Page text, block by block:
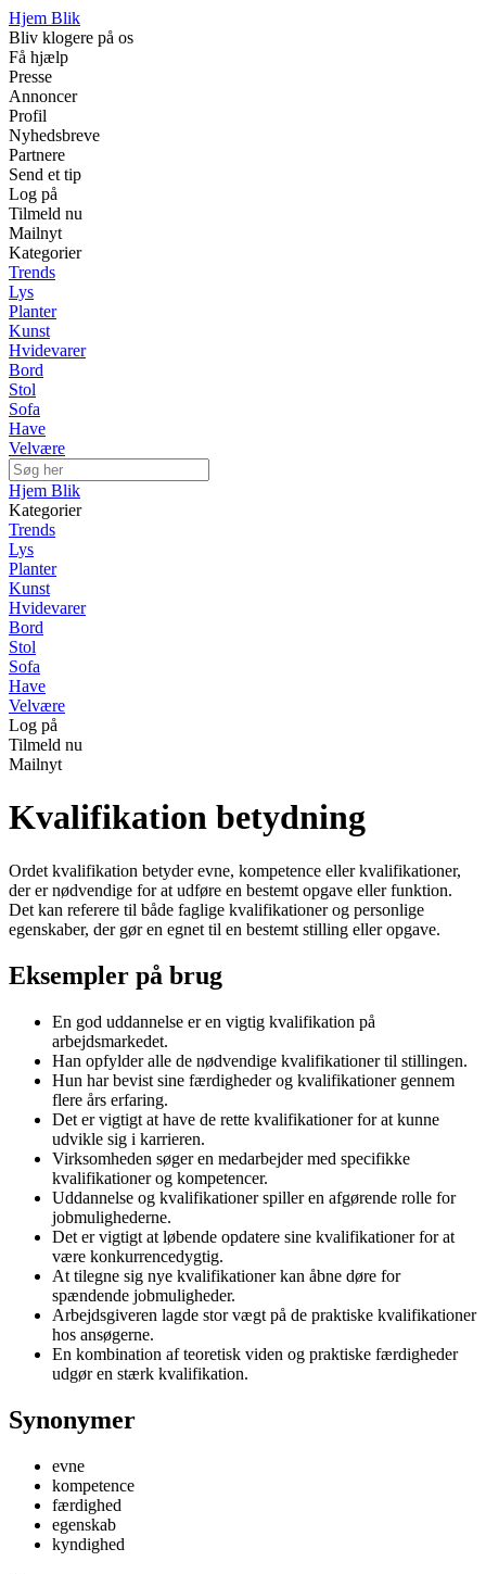
Hjem Blik
Bliv klogere på os
Få hjælp
Presse
Annoncer
Profil
Nyhedsbreve
Partnere
Send et tip
Log på
Tilmeld nu
Mailnyt
Kategorier
Trends
Lys
Planter
Kunst
Hvidevarer
Bord
Stol
Sofa
Have
Velvære
Hjem Blik
Kategorier
Trends
Lys
Planter
Kunst
Hvidevarer
Bord
Stol
Sofa
Have
Velvære
Log på
Tilmeld nu
Mailnyt
Kvalifikation betydning
Ordet kvalifikation betyder evne, kompetence eller kvalifikationer,
der er nødvendige for at udføre en bestemt opgave eller funktion.
Det kan referere til både faglige kvalifikationer og personlige
egenskaber, der gør en egnet til en bestemt stilling eller opgave.
Eksempler på brug
En god uddannelse er en vigtig kvalifikation på
arbejdsmarkedet.
Han opfylder alle de nødvendige kvalifikationer til stillingen.
Hun har bevist sine færdigheder og kvalifikationer gennem
flere års erfaring.
Det er vigtigt at have de rette kvalifikationer for at kunne
udvikle sig i karrieren.
Virksomheden søger en medarbejder med specifikke
kvalifikationer og kompetencer.
Uddannelse og kvalifikationer spiller en afgørende rolle for
jobmulighederne.
Det er vigtigt at løbende opdatere sine kvalifikationer for at
være konkurrencedygtig.
At tilegne sig nye kvalifikationer kan åbne døre for
spændende jobmuligheder.
Arbejdsgiveren lagde stor vægt på de praktiske kvalifikationer
hos ansøgerne.
En kombination af teoretisk viden og praktiske færdigheder
udgør en stærk kvalifikation.
Synonymer
evne
kompetence
færdighed
egenskab
kyndighed